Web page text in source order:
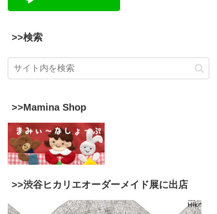
>>検索
>>Mamina Shop
>>渋谷ヒカリエオーダーメイド展に出店